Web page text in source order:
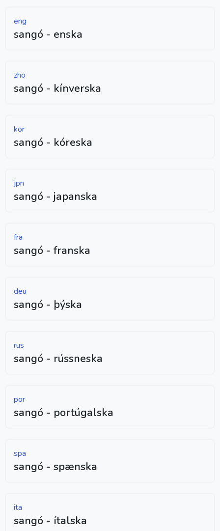
eng
sangó - enska
zho
sangó - kínverska
kor
sangó - kóreska
jpn
sangó - japanska
fra
sangó - franska
deu
sangó - þýska
rus
sangó - rússneska
por
sangó - portúgalska
spa
sangó - spænska
ita
sangó - ítalska